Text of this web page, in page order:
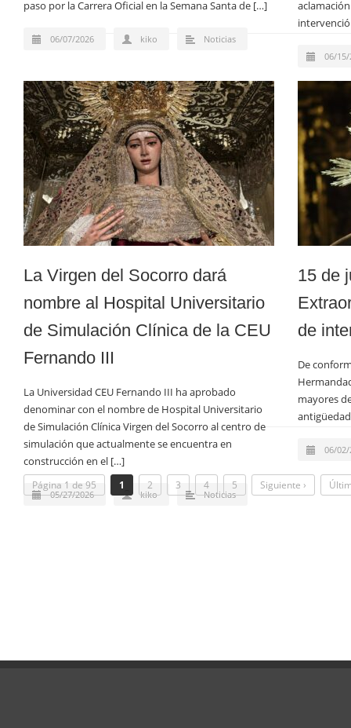
06/15/
paso por la Carrera Oficial en la Semana Santa de […]
06/07/2026 kiko Noticias
15 de
de
De
mayores
06/02/
La Virgen del Socorro dará
nombre al Hospital Universitario
de Simulación Clínica de la CEU
Fernando III
La Universidad CEU Fernando III ha aprobado
denominar con el nombre de Hospital Universitario
de Simulación Clínica Virgen del Socorro al centro de
simulación que actualmente se encuentra en
construcción en el […]
05/27/2026 kiko Noticias
Página 1 de 95 1 2 3 4 5 Siguiente ›